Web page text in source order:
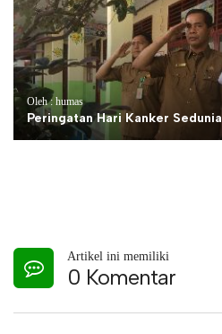
Oleh : humas
Peringatan Hari Kanker Sedunia
Artikel ini memiliki
0 Komentar